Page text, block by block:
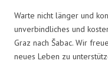
Warte nicht länger und
unverbindliches und
Graz nach Šabac. Wir
neues Leben zu